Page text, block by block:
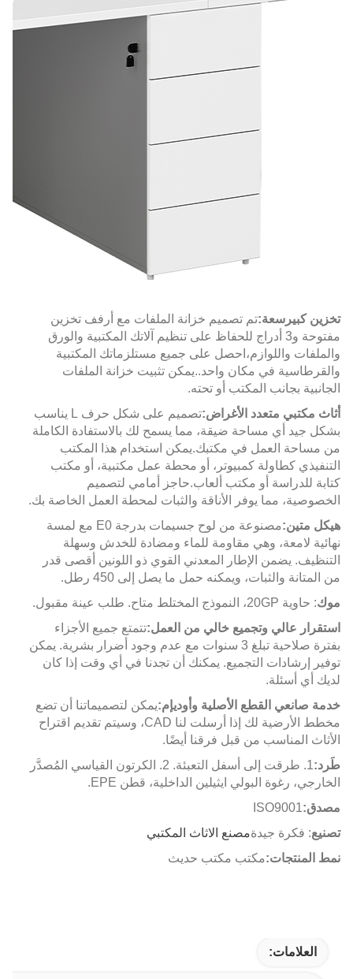
تخزين كبيرسعة:تم تصميم خزانة الملفات مع أرفف تخزين
مفتوحة و3 أدراج للحفاظ على تنظيم آلاتك المكتبية والورق
والملفات واللوازم،احصل على جميع مستلزماتك المكتبية
والقرطاسية في مكان واحد..يمكن تثبيت خزانة الملفات
الجانبية بجانب المكتب أو تحته.
أثاث مكتبي متعدد الأغراض:
تصميم على شكل حرف L يناسب
بشكل جيد أي مساحة ضيقة، مما يسمح لك بالاستفادة الكاملة
من مساحة العمل في مكتبك.يمكن استخدام هذا المكتب
التنفيذي كطاولة كمبيوتر، أو محطة عمل مكتبية، أو مكتب
كتابة للدراسة أو مكتب ألعاب.حاجز أمامي لتصميم
الخصوصية، مما يوفر الأناقة والثبات لمحطة العمل الخاصة بك.
هيكل متين:
مصنوعة من لوح جسيمات بدرجة E0 مع لمسة
نهائية لامعة، وهي مقاومة للماء ومضادة للخدش وسهلة
التنظيف. يضمن الإطار المعدني القوي ذو اللونين أقصى قدر
من المتانة والثبات، ويمكنه حمل ما يصل إلى 450 رطل.
موك: حاوية 20GP، النموذج المختلط متاح. طلب ​​عينة مقبول.
استقرار عالي وتجميع خالي من العمل:تتمتع جميع الأجزاء
بفترة صلاحية تبلغ 3 سنوات مع عدم وجود أضرار بشرية. يمكن
توفير إرشادات التجميع. يمكنك أن تجدنا في أي وقت إذا كان
لديك أي أسئلة.
خدمة صانعي القطع الأصلية وأوديإم:يمكن لتصميماتنا أن تضع
مخطط الأرضية لك إذا أرسلت لنا CAD، وسيتم تقديم اقتراح
الأثاث المناسب من قبل فرقنا أيضًا.
طَرد:
1. طرقت إلى أسفل التعبئة. 2. الكرتون القياسي المُصدَّر
الخارجي، رغوة البولي ايثيلين الداخلية، قطن EPE.
مصدق:ISO9001
تصنيع: فكرة جيدةمصنع الاثاث المكتبي
نمط المنتجات:مكتب مكتب حديث
العلامات: